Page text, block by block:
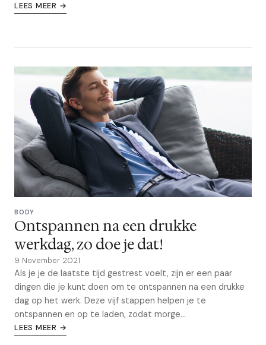
LEES MEER →
BODY
Ontspannen na een drukke
werkdag, zo doe je dat!
9 November 2021
Als je je de laatste tijd gestrest voelt, zijn er een paar
dingen die je kunt doen om te ontspannen na een drukke
dag op het werk. Deze vijf stappen helpen je te
ontspannen en op te laden, zodat morge...
LEES MEER →